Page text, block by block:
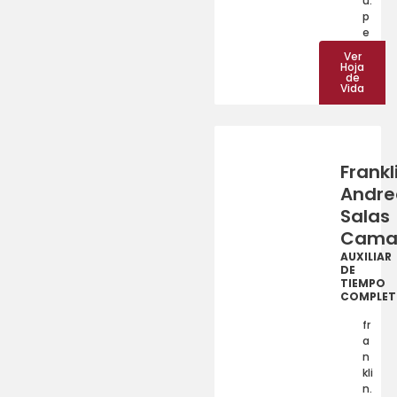
p
e
Ver
Hoja
de
Vida
Salas
AUXILIAR
DE
TIEMPO
fr
a
n
kli
n.